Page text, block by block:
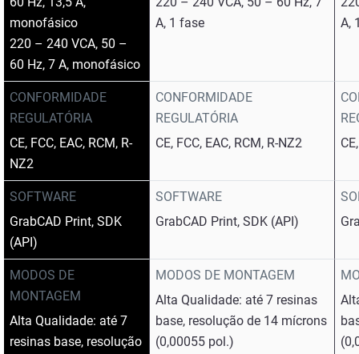
monofásico
220 – 240 VCA, 50 –
60 Hz, 7 A, monofásico
CONFORMIDADE
REGULATÓRIA
CE, FCC, EAC, RCM, R-
NZ2
SOFTWARE
GrabCAD Print, SDK
(API)
MODOS DE
MONTAGEM
Alta Qualidade: até 7
resinas base, resolução
A, 1 fase
CONFORMIDADE
REGULATÓRIA
CE, FCC, EAC, RCM, R-NZ2
SOFTWARE
GrabCAD Print, SDK (API)
MODOS DE MONTAGEM
Alta Qualidade: até 7 resinas
base, resolução de 14 mícrons
(0,00055 pol.)
A,